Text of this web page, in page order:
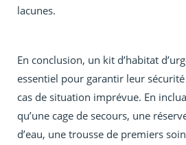
lacunes.
En conclusion, un kit d’habitat
essentiel pour garantir leur
cas de situation imprévue. En
qu’une cage de secours, une
d’eau, une trousse de premiers